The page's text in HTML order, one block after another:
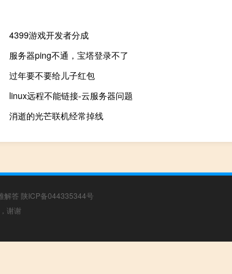
4399游戏开发者分成
服务器ping不通，宝塔登录不了
过年要不要给儿子红包
linux远程不能链接-云服务器问题
消逝的光芒联机经常掉线
解答 陕ICP备044335344号
谢谢